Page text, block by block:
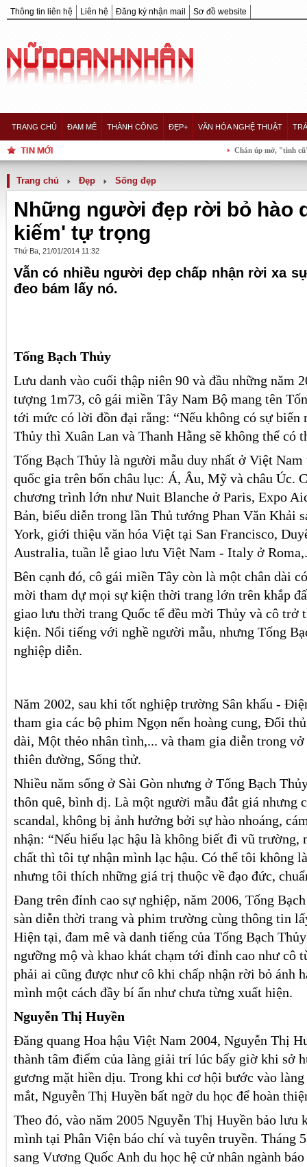
Thông tin liên hệ Liên hệ Đăng ký nhận mail Sơ đồ website
TRANG CHỦ ĐAM MÊ THÀNH CÔNG ĐẸP+ VĂN HÓA NGHỆ THUẬT
Chán úp mở, "tình cũ" Trấn Thành
Trang chủ Đẹp Sống đẹp
Những người đẹp rời bỏ hào
kiếm' tự trọng
Thứ Ba, 21/01/2014 11:32
Vẫn có nhiều người đẹp chấp nhận rời xa
đeo bám lấy nó.
Tống Bạch Thủy
Lưu danh vào cuối thập niên 90 và đầu những năm
tượng 1m73, cô gái miền Tây Nam Bộ mang tên
tới mức có lời đồn đại rằng: “Nếu không có sự biến
Thủy thì Xuân Lan và Thanh Hằng sẽ không thể có
Tống Bạch Thủy là người mẫu duy nhất ở Việt
quốc gia trên bốn châu lục: Á, Âu, Mỹ và châu Úc.
chương trình lớn như Nuit Blanche ở Paris, Expo
Bản, biểu diễn trong lần Thủ tướng Phan Văn Khải
York, giới thiệu văn hóa Việt tại San Francisco,
Australia, tuần lễ giao lưu Việt Nam - Italy ở
Bên cạnh đó, cô gái miền Tây còn là một chân dài
mời tham dự mọi sự kiện thời trang lớn trên khắp
giao lưu thời trang Quốc tế đều mời Thủy và cô trở
kiện. Nổi tiếng với nghề người mẫu, nhưng Tống
nghiệp diễn.
Năm 2002, sau khi tốt nghiệp trường Sân khấu -
tham gia các bộ phim Ngọn nến hoàng cung, Đối
dài, Một thẻo nhân tình,... và tham gia diễn trong
thiên đường, Sống thử.
Nhiều năm sống ở Sài Gòn nhưng ở Tống Bạch
thôn quê, bình dị. Là một người mẫu đắt giá nhưng
scandal, không bị ảnh hưởng bởi sự hào nhoáng,
nhận: “Nếu hiểu lạc hậu là không biết đi vũ trường,
chất thì tôi tự nhận mình lạc hậu. Có thể tôi không
nhưng tôi thích những giá trị thuộc về đạo đức,
Đang trên đỉnh cao sự nghiệp, năm 2006, Tống
sàn diễn thời trang và phim trường cùng thông tin
Hiện tại, đam mê và danh tiếng của Tống Bạch
ngưỡng mộ và khao khát chạm tới đỉnh cao như cô
phải ai cũng được như cô khi chấp nhận rời bỏ ánh
mình một cách đầy bí ẩn như chưa từng xuất hiện.
Nguyễn Thị Huyền
Đăng quang Hoa hậu Việt Nam 2004, Nguyễn Thị
thành tâm điểm của làng giải trí lúc bấy giờ khi sở
gương mặt hiền dịu. Trong khi cơ hội bước vào
mắt, Nguyễn Thị Huyền bất ngờ du học để hoàn
Theo đó, vào năm 2005 Nguyễn Thị Huyền bảo lưu
mình tại Phân Viện báo chí và tuyên truyền. Tháng
sang Vương Quốc Anh du học hệ cử nhân ngành